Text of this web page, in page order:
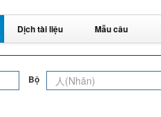
Dịch tài liệu Mẫu câu
Bộ